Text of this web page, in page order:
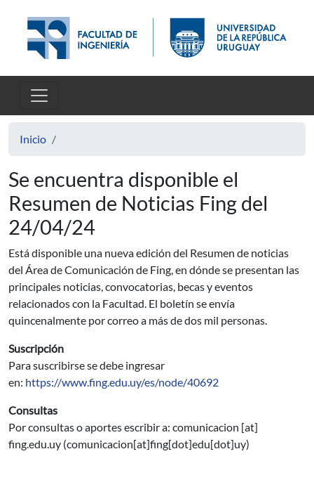
Inicio
Se encuentra disponible el
Resumen de Noticias Fing del
24/04/24
Está disponible una nueva edición del Resumen de noticias
del Área de Comunicación de Fing, en dónde se presentan las
principales noticias, convocatorias, becas y eventos
relacionados con la Facultad. El boletín se envía
quincenalmente por correo a más de dos mil personas.
Suscripción
Para suscribirse se debe ingresar
en: https://www.fing.edu.uy/es/node/40692
Consultas
Por consultas o aportes escribir a: comunicacion [at]
fing.edu.uy (comunicacion[at]fing[dot]edu[dot]uy)